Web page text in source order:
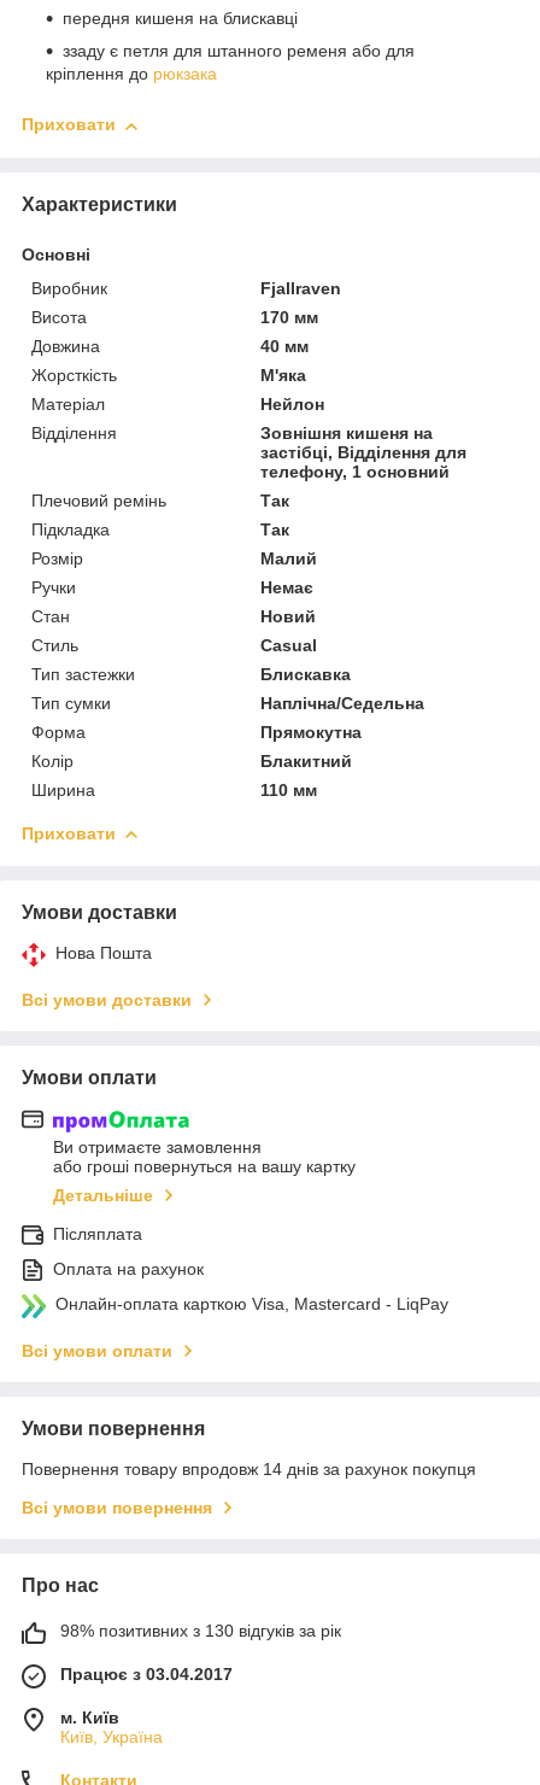
передня кишеня на блискавці
ззаду є петля для штанного ременя або для
кріплення до рюкзака
Приховати
Характеристики
Основні
Виробник
Fjallraven
Висота
170 мм
Довжина
40 мм
Жорсткість
М'яка
Матеріал
Нейлон
Відділення
Зовнішня кишеня на
застібці, Відділення для
телефону, 1 основний
Плечовий ремінь
Так
Підкладка
Так
Розмір
Малий
Ручки
Немає
Стан
Новий
Стиль
Casual
Тип застежки
Блискавка
Тип сумки
Наплічна/Седельна
Форма
Прямокутна
Колір
Блакитний
Ширина
110 мм
Приховати
Умови доставки
Нова Пошта
Всі умови доставки
Умови оплати
Ви отримаєте замовлення
або гроші повернуться на вашу картку
Детальніше
Післяплата
Оплата на рахунок
Онлайн-оплата карткою Visa, Mastercard - LiqPay
Всі умови оплати
Умови повернення
Повернення товару впродовж 14 днів за рахунок покупця
Всі умови повернення
Про нас
98% позитивних з 130 відгуків за рік
Працює з 03.04.2017
м. Київ
Київ, Україна
Контакти